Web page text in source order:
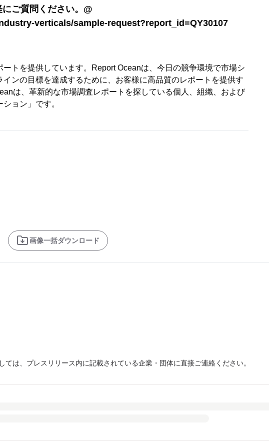
ご質問ください。@
verticals/sample-request?report_id=QY30107
トを提供しています。Report Oceanは、今日の競争環境で市場シ
ンの目標を達成するために、お客様に高品質のレポートを提供す
は、革新的な市場調査レポートを探している個人、組織、および
ョン」です。
画像一括ダウンロード
は、プレスリリース内に記載されている企業・団体に直接ご連絡ください。